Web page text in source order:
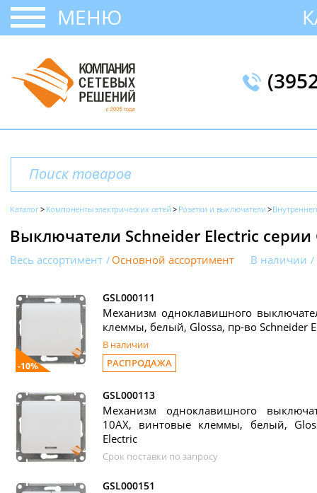
МЕНЮ
Каталог Компоненты электрических сетей Розетки и выключатели
Выключатели Schneider Electric серии
Весь ассортимент Основной ассортимент В наличии
-10%
GSL000111
Механизм одноклавишного
клеммы, белый, Glossa, пр-во Schneider
В наличии
РАСПРОДАЖА
GSL000113
Механизм одноклавишного
10АХ, винтовые клеммы, белый,
Electric
Срок поставки по запросу
GSL000151